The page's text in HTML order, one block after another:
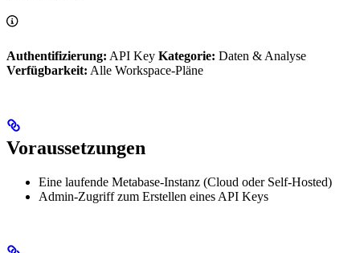
Authentifizierung: API Key Kategorie: Daten & Analyse
Verfügbarkeit: Alle Workspace-Pläne
Voraussetzungen
Eine laufende Metabase-Instanz (Cloud oder Self-Hosted)
Admin-Zugriff zum Erstellen eines API Keys